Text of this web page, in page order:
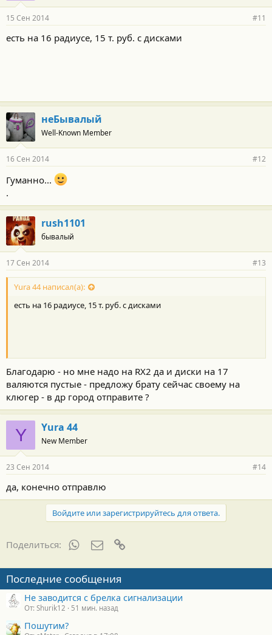
15 Сен 2014 #11
есть на 16 радиусе, 15 т. руб. с дисками
неБывалый
Well-Known Member
16 Сен 2014 #12
Гуманно...
.
rush1101
бывалый
17 Сен 2014 #13
Yura 44 написал(а):
есть на 16 радиусе, 15 т. руб. с дисками
Благодарю - но мне надо на RX2 да и диски на 17
валяются пустые - предложу брату сейчас своему на
клюгер - в др город отправите ?
Y Yura 44
New Member
23 Сен 2014 #14
да, конечно отправлю
Войдите или зарегистрируйтесь для ответа.
Поделиться: WhatsAppЭлектронная почта
Последние сообщения
Не заводится с брелка сигнализации
От: Shurik12 51 мин. назад
Пошутим?